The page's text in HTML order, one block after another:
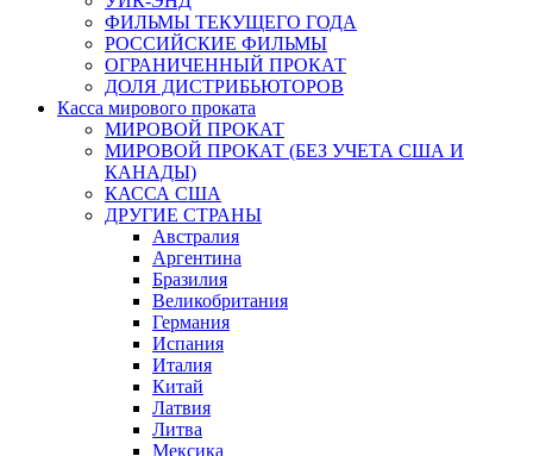
ФИЛЬМЫ ТЕКУЩЕГО ГОДА
РОССИЙСКИЕ ФИЛЬМЫ
ОГРАНИЧЕННЫЙ ПРОКАТ
ДОЛЯ ДИСТРИБЬЮТОРОВ
Касса мирового проката
МИРОВОЙ ПРОКАТ
МИРОВОЙ ПРОКАТ (БЕЗ УЧЕТА США И
КАНАДЫ)
КАССА США
ДРУГИЕ СТРАНЫ
Австралия
Аргентина
Бразилия
Великобритания
Германия
Испания
Италия
Китай
Латвия
Литва
Мексика